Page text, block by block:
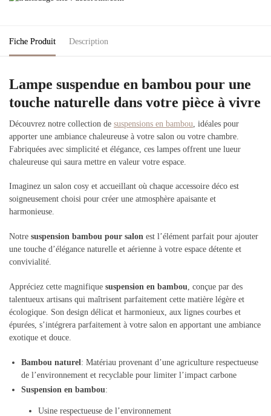
Fiche Produit Description
Lampe suspendue en bambou pour une
touche naturelle dans votre pièce à vivre
Découvrez notre collection de suspensions en bambou , idéales pour
apporter une ambiance chaleureuse à votre salon ou votre chambre.
Fabriquées avec simplicité et élégance, ces lampes offrent une lueur
chaleureuse qui saura mettre en valeur votre espace.
Imaginez un salon cosy et accueillant où chaque accessoire déco est
soigneusement choisi pour créer une atmosphère apaisante et
harmonieuse.
Notre suspension bambou pour salon est l’élément parfait pour ajouter
une touche d’élégance naturelle et aérienne à votre espace détente et
convivialité.
Appréciez cette magnifique suspension en bambou, conçue par des
talentueux artisans qui maîtrisent parfaitement cette matière légère et
écologique. Son design délicat et harmonieux, aux lignes courbes et
épurées, s’intégrera parfaitement à votre salon en apportant une ambiance
exotique et douce.
Bambou naturel : Matériau provenant d’une agriculture respectueuse
de l’environnement et recyclable pour limiter l’impact carbone
Suspension en bambou:
Usine respectueuse de l’environnement